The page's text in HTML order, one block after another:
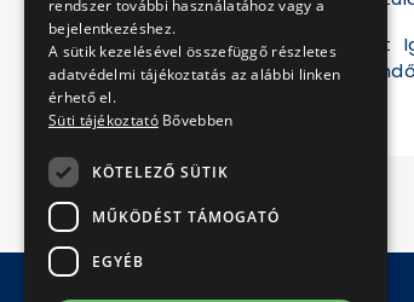
A DBR Metró Projekt
Természetesen a
rendszer további használatához vagy a
bejelentkezéshez.
A sütik kezelésével összefüggő részletes
adatvédelmi tájékoztatás az alábbi linken
érhető el.
Süti tájékoztató Bővebben
KÖTELEZŐ SÜTIK
MŰKÖDÉST TÁMOGATÓ
EGYÉB